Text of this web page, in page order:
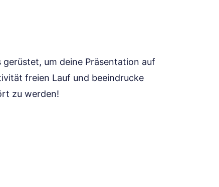
um deine Präsentation auf
freien Lauf und beeindrucke
zu werden!